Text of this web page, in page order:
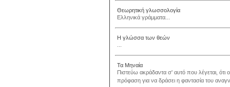
Θεωρητική γλωσσολογία
Ελληνικά γράμματα...
Η γλώσσα των θεών
Τα Μηναία
Πιστεύω ακράδαντα σ' αυτό που λέγεται, ότι
πρόφαση για να δράσει η φαντασία του